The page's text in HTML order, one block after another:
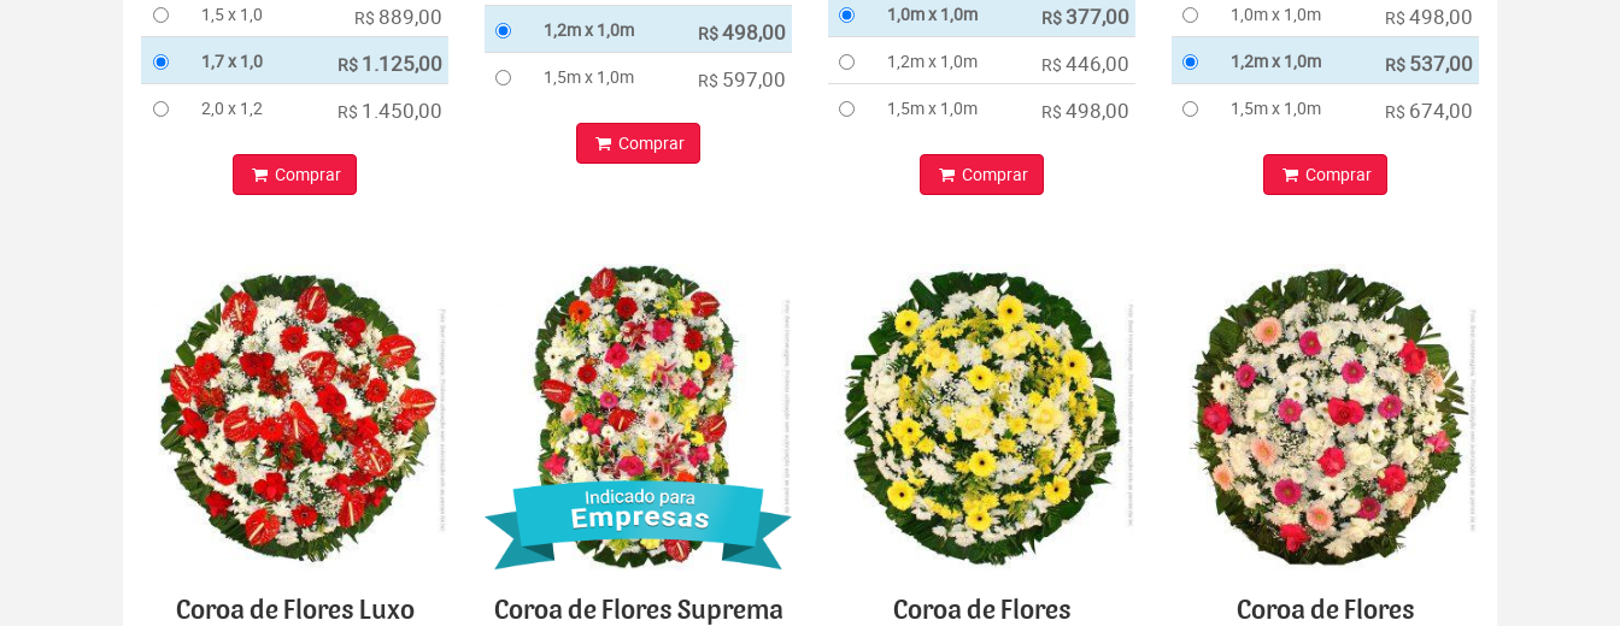
1,5 x 1,0
R$ 889,00
1,7 x 1,0 R$ 1.125,00
2,0 x 1,2 R$ 1.450,00
Comprar
1,2m x 1,0m R$498,00
1,5m x 1,0m R$ 597,00
Comprar
1,0m x 1,0m
R$ 377,00
1,2m x 1,0m R$ 446,00
1,5m x 1,0m R$ 498,00
Comprar
1,0m x 1,0m
R$ 498,00
1,2m x 1,0m R$ 537,00
1,5m x 1,0m R$ 674,00
Comprar
Coroa de Flores Luxo
Coroa de Flores Suprema
Coroa de Flores
Coroa de Flores